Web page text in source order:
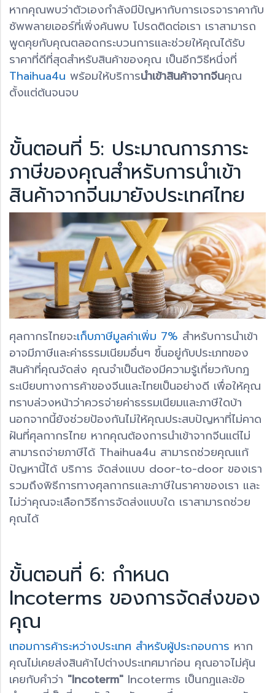
หากคุณพบว่าตัวเองกำลังมีปัญหากับการเจรจาราคากับ
ซัพพลายเออร์ที่เพิ่งค้นพบ โปรดติดต่อเรา เราสามารถ
พูดคุยกับคุณตลอดกระบวนการและช่วยให้คุณได้รับ
ราคาที่ดีที่สุดสำหรับสินค้าของคุณ เป็นอีกวิธีหนึ่งที่
Thaihua4u พร้อมให้บริการนำเข้าสินค้าจากจีนคุณ
ตั้งแต่ต้นจนจบ
ขั้นตอนที่ 5: ประมาณการภาระ
ภาษีของคุณสำหรับการนำเข้า
สินค้าจากจีนมายังประเทศไทย
ศุลกากรไทยจะเก็บภาษีมูลค่าเพิ่ม 7% สำหรับการนำเข้า
อาจมีภาษีและค่าธรรมเนียมอื่นๆ ขึ้นอยู่กับประเภทของ
สินค้าที่คุณจัดส่ง คุณจำเป็นต้องมีความรู้เกี่ยวกับกฎ
ระเบียบทางการค้าของจีนและไทยเป็นอย่างดี เพื่อให้คุณ
ทราบล่วงหน้าว่าควรจ่ายค่าธรรมเนียมและภาษีใดบ้า
นอกจากนี้ยังช่วยป้องกันไม่ให้คุณประสบปัญหาที่ไม่คาด
ฝันที่ศุลกากรไทย หากคุณต้องการนำเข้าจากจีนแต่ไม่
สามารถจ่ายภาษีได้ Thaihua4u สามารถช่วยคุณแก้
ปัญหานี้ได้ บริการ จัดส่งแบบ door-to-door ของเรา
รวมถึงพิธีการทางศุลกากรและภาษีในราคาของเรา และ
ไม่ว่าคุณจะเลือกวิธีการจัดส่งแบบใด เราสามารถช่วย
คุณได้
ขั้นตอนที่ 6: กำหนด
Incoterms ของการจัดส่งของ
คุณ
เทอมการค้าระหว่างประเทศ สำหรับผู้ประกอบการ หาก
คุณไม่เคยส่งสินค้าไปต่างประเทศมาก่อน คุณอาจไม่คุ้น
เคยกับคำว่า "Incoterm" Incoterms เป็นกฎและข้อ